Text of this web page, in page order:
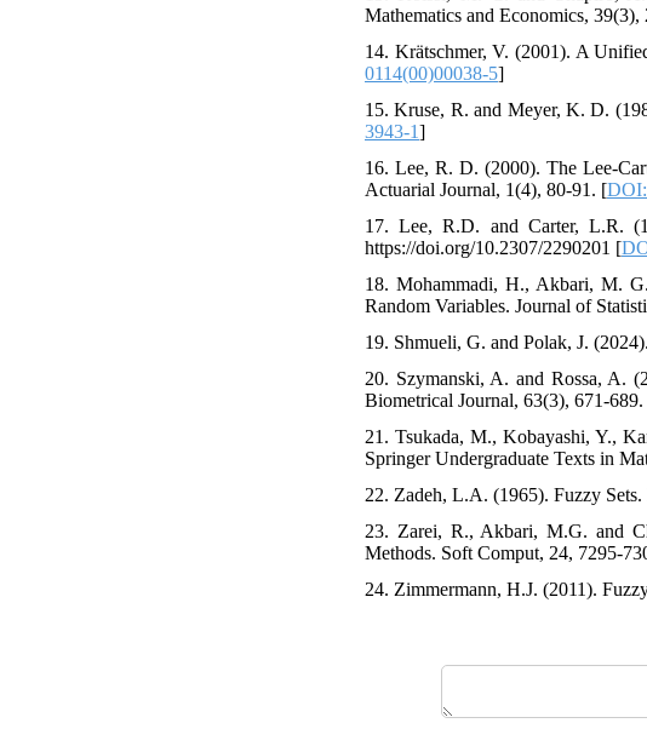
Mathematics and Economics, 39(3),
14. Krätschmer, V. (2001). A
0114(00)00038-5]
15. Kruse, R. and Meyer, K. D.
3943-1]
16. Lee, R. D. (2000). The Lee-
Actuarial Journal, 1(4), 80-91. [
17. Lee, R.D. and Carter, L.R.
https://doi.org/10.2307/2290201 [
18. Mohammadi, H., Akbari, M.
Random Variables. Journal of
19. Shmueli, G. and Polak, J.
20. Szymanski, A. and Rossa, A.
Biometrical Journal, 63(3), 671-
21. Tsukada, M., Kobayashi, Y.,
Springer Undergraduate Texts in
22. Zadeh, L.A. (1965). Fuzzy
23. Zarei, R., Akbari, M.G. and
Methods. Soft Comput, 24, 7295-
24. Zimmermann, H.J. (2011).